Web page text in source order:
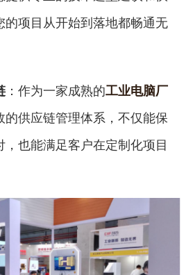
项目从开始到落地都畅通无
：作为一家成熟的工业电脑厂
的供应链管理体系，不仅能保
也能满足客户在定制化项目